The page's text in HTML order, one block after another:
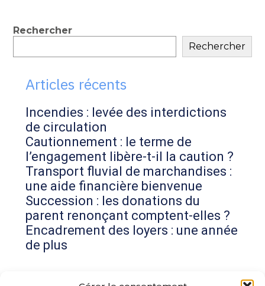
Blog
sidebar
Rechercher
Rechercher
Articles récents
Incendies : levée des interdictions
de circulation
Cautionnement : le terme de
l’engagement libère-t-il la caution ?
Transport fluvial de marchandises :
une aide financière bienvenue
Succession : les donations du
parent renonçant comptent-elles ?
Encadrement des loyers : une année
de plus
Commentaires récents